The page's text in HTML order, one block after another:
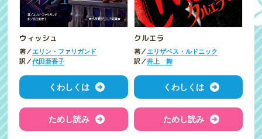
ウィッシュ
著／エリン・ファリガンド
訳／代田亜香子
くわしくは
ためし読み
クルエラ
著／エリザベス・ルドニック
訳／井上 舞
くわしくは
ためし読み